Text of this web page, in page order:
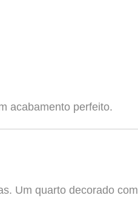
acabamento perfeito.
Um quarto decorado com